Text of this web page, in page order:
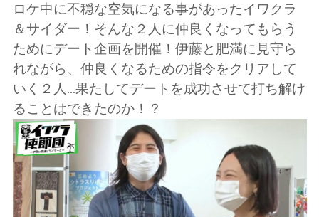
ロケ中に不穏な空気になる事があったイワクラ
＆サイダー！そんな２人に仲良くなってもらう
ためにデート企画を開催！伊藤と肥満に見守ら
れながら、仲良くなるための指令をクリアして
いく２人...果たしてデートを成功させて打ち解け
ることはできたのか！？